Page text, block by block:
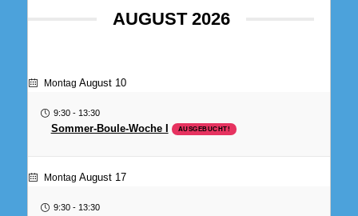
AUGUST 2026
Montag August 10
9:30- 13:30
Sommer-Boule-Woche I AUSGEBUCHT!
Montag August 17
9:30- 13:30